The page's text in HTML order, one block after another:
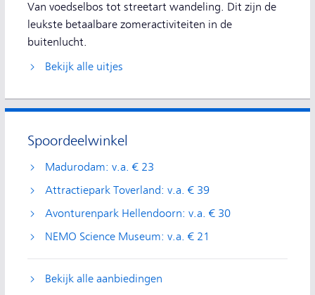
Van voedselbos tot streetart wandeling. Dit zijn de
leukste betaalbare zomeractiviteiten in de
buitenlucht.
Bekijk alle uitjes
Spoordeelwinkel
Madurodam: v.a. € 23
Attractiepark Toverland: v.a. € 39
Avonturenpark Hellendoorn: v.a. € 30
NEMO Science Museum: v.a. € 21
Bekijk alle aanbiedingen